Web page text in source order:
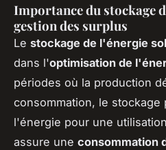
Importance du stockage
gestion des surplus
Le stockage de l'énergie
dans l'optimisation de
périodes où la production
consommation, le stockage
l'énergie pour une
assure une consommation